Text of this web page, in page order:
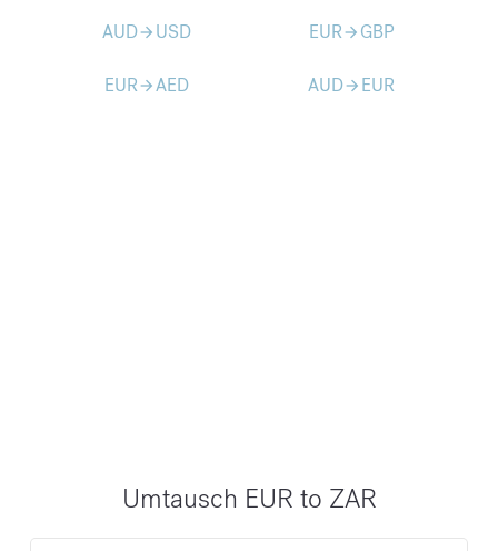
AUDarrow_forward USD EURarrow_forward GBP
EURarrow_forwardAED AUDarrow_forward EUR
Umtausch EUR to ZAR